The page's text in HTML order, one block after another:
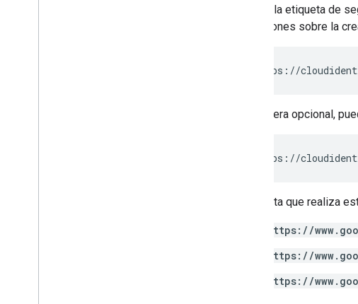
cuando la etiqueta de
limitaciones sobre la
De manera opcional,
La cuenta que realiza
https://
https://
https://